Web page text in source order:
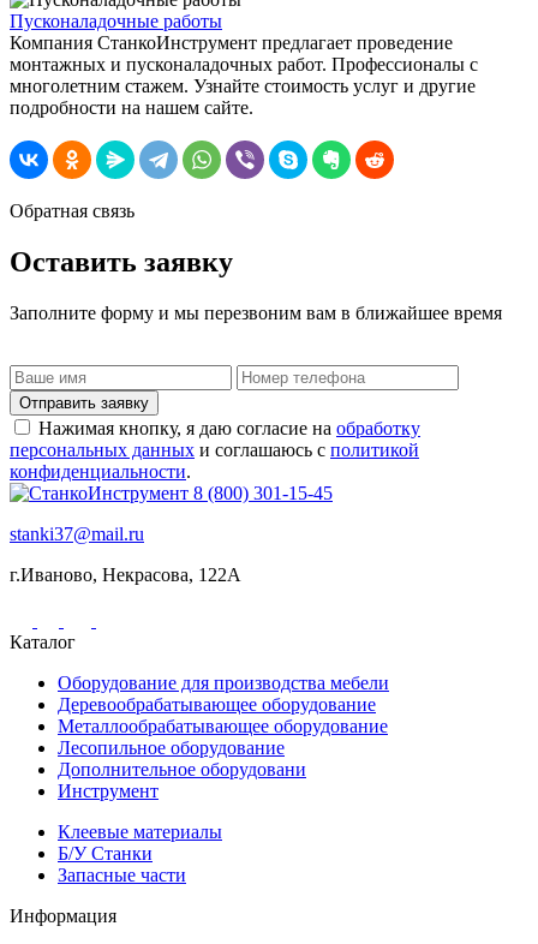
Пусконаладочные работы
Компания СтанкоИнструмент предлагает проведение
монтажных и пусконаладочных работ. Профессионалы с
многолетним стажем. Узнайте стоимость услуг и другие
подробности на нашем сайте.
Обратная связь
Оставить заявку
Заполните форму и мы перезвоним вам в ближайшее время
Отправить заявку
Нажимая кнопку, я даю согласие на обработку
персональных данных и соглашаюсь с политикой
конфиденциальности.
8 (800) 301-15-45
stanki37@mail.ru
г.Иваново, Некрасова, 122А
Каталог
Оборудование для производства мебели
Деревообрабатывающее оборудование
Металлообрабатывающее оборудование
Лесопильное оборудование
Дополнительное оборудовани
Инструмент
Клеевые материалы
Б/У Станки
Запасные части
Информация